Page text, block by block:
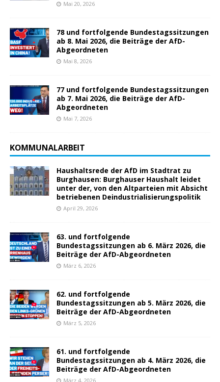
Mai 20, 2026
78 und fortfolgende Bundestagssitzungen
ab 8. Mai 2026, die Beiträge der AfD-
Abgeordneten
Mai 8, 2026
77 und fortfolgende Bundestagssitzungen
ab 7. Mai 2026, die Beiträge der AfD-
Abgeordneten
Mai 7, 2026
KOMMUNALARBEIT
Haushaltsrede der AfD im Stadtrat zu
Burghausen: Burghauser Haushalt leidet
unter der, von den Altparteien mit Absicht
betriebenen Deindustrialisierungspolitik
April 29, 2026
63. und fortfolgende
Bundestagssitzungen ab 6. März 2026, die
Beiträge der AfD-Abgeordneten
März 6, 2026
62. und fortfolgende
Bundestagssitzungen ab 5. März 2026, die
Beiträge der AfD-Abgeordneten
März 5, 2026
61. und fortfolgende
Bundestagssitzungen ab 4. März 2026, die
Beiträge der AfD-Abgeordneten
März 4, 2026